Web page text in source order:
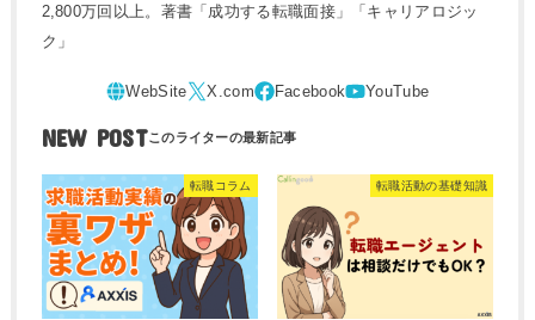
2,800万回以上。著書「成功する転職面接」「キャリアロジッ
ク」
NEW POST
転職コラム 転職活動の基礎知識